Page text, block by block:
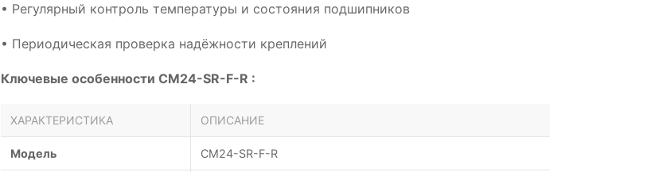
• Регулярный контроль температуры и состояния подшипников
• Периодическая проверка надёжности креплений
Ключевые особенности CM24-SR-F-R :
ХАРАКТЕРИСТИКА ОПИСАНИЕ
Модель CM24-SR-F-R